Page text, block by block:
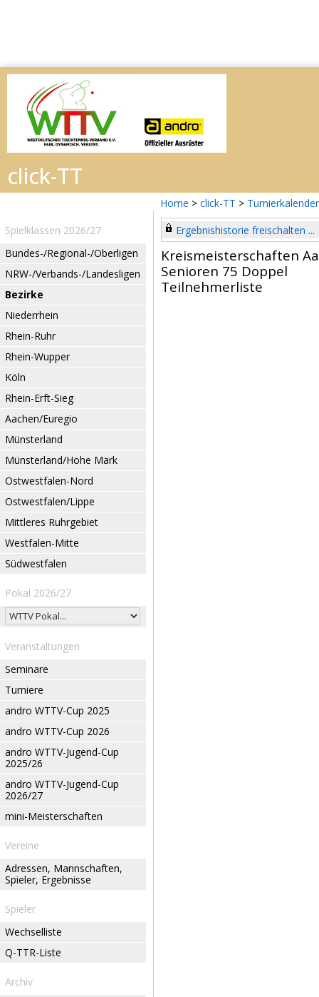
Home > click-TT > Turnierkalender
Spielklassen 2026/27
Bundes-/Regional-/Oberligen
NRW-/Verbands-/Landesligen
Bezirke
Niederrhein
Rhein-Ruhr
Rhein-Wupper
Köln
Rhein-Erft-Sieg
Aachen/Euregio
Münsterland
Münsterland/Hohe Mark
Ostwestfalen-Nord
Ostwestfalen/Lippe
Mittleres Ruhrgebiet
Westfalen-Mitte
Südwestfalen
Pokal 2026/27
Veranstaltungen
Seminare
Turniere
andro WTTV-Cup 2025
andro WTTV-Cup 2026
andro WTTV-Jugend-Cup
2025/26
andro WTTV-Jugend-Cup
2026/27
mini-Meisterschaften
Vereine
Adressen, Mannschaften,
Spieler, Ergebnisse
Spieler
Wechselliste
Q-TTR-Liste
Archiv
Ergebnishistorie freischalten ...
Kreismeisterschaften
Senioren 75 Doppel
Teilnehmerliste